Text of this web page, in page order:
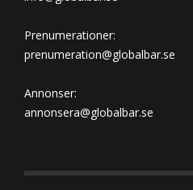
Prenumerationer:
prenumeration@globalbar.se
Annonser:
annonsera@globalbar.se